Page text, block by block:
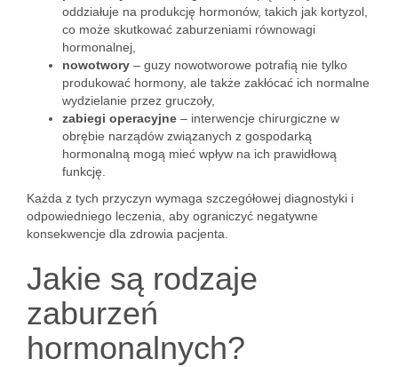
oddziałuje na produkcję hormonów, takich jak kortyzol,
co może skutkować zaburzeniami równowagi
hormonalnej,
nowotwory – guzy nowotworowe potrafią nie tylko
produkować hormony, ale także zakłócać ich normalne
wydzielanie przez gruczoły,
zabiegi operacyjne – interwencje chirurgiczne w
obrębie narządów związanych z gospodarką
hormonalną mogą mieć wpływ na ich prawidłową
funkcję.
Każda z tych przyczyn wymaga szczegółowej diagnostyki i
odpowiedniego leczenia, aby ograniczyć negatywne
konsekwencje dla zdrowia pacjenta.
Jakie są rodzaje
zaburzeń
hormonalnych?